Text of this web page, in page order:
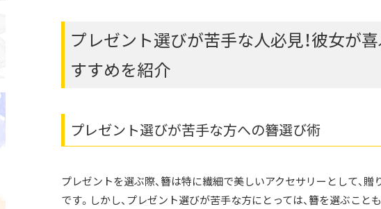
プレゼント選びが苦手な人必見！彼女が
すすめを紹介
プレゼント選びが苦手な方への簪選び術
プレゼントを選ぶ際、簪は特に繊細で美しいアクセサリーとして、
です。しかし、プレゼント選びが苦手な方にとっては、簪を選ぶこと